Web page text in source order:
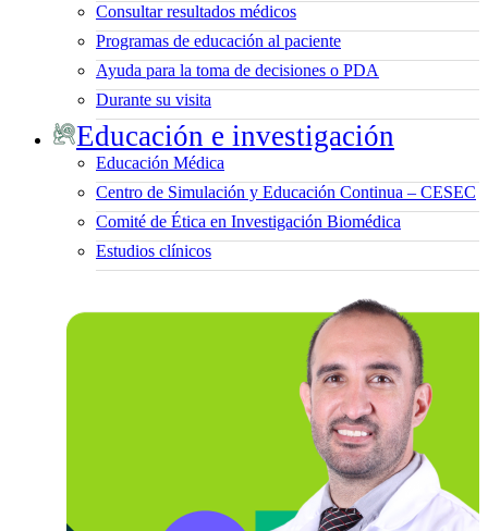
Consultar resultados médicos
Programas de educación al paciente
Ayuda para la toma de decisiones o PDA
Durante su visita
Educación e investigación
Educación Médica
Centro de Simulación y Educación Continua – CESEC
Comité de Ética en Investigación Biomédica
Estudios clínicos